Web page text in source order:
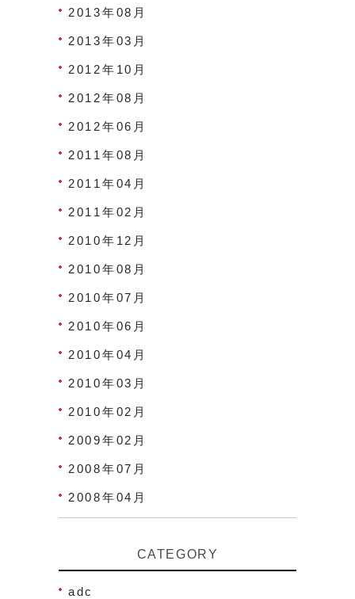
2013年08月
2013年03月
2012年10月
2012年08月
2012年06月
2011年08月
2011年04月
2011年02月
2010年12月
2010年08月
2010年07月
2010年06月
2010年04月
2010年03月
2010年02月
2009年02月
2008年07月
2008年04月
CATEGORY
adc